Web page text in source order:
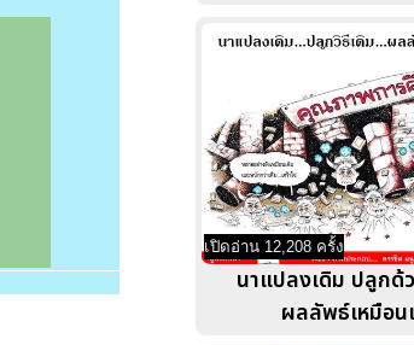
เปิดอ่าน 12,208 ครั้ง
นาแปลงเดิม ปลูกด้
ผลลัพธ์เหมือน